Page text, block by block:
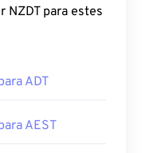
NZDT para estes
ADT
AEST